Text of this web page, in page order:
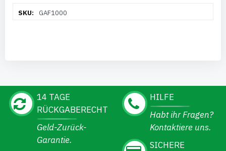
Informationen
GAF1000
14 TAGE
RÜCKGABERECHT
Geld-Zurück-
Garantie.
HILFE
Habt ihr Fragen?
Kontaktiere uns.
SICHERE